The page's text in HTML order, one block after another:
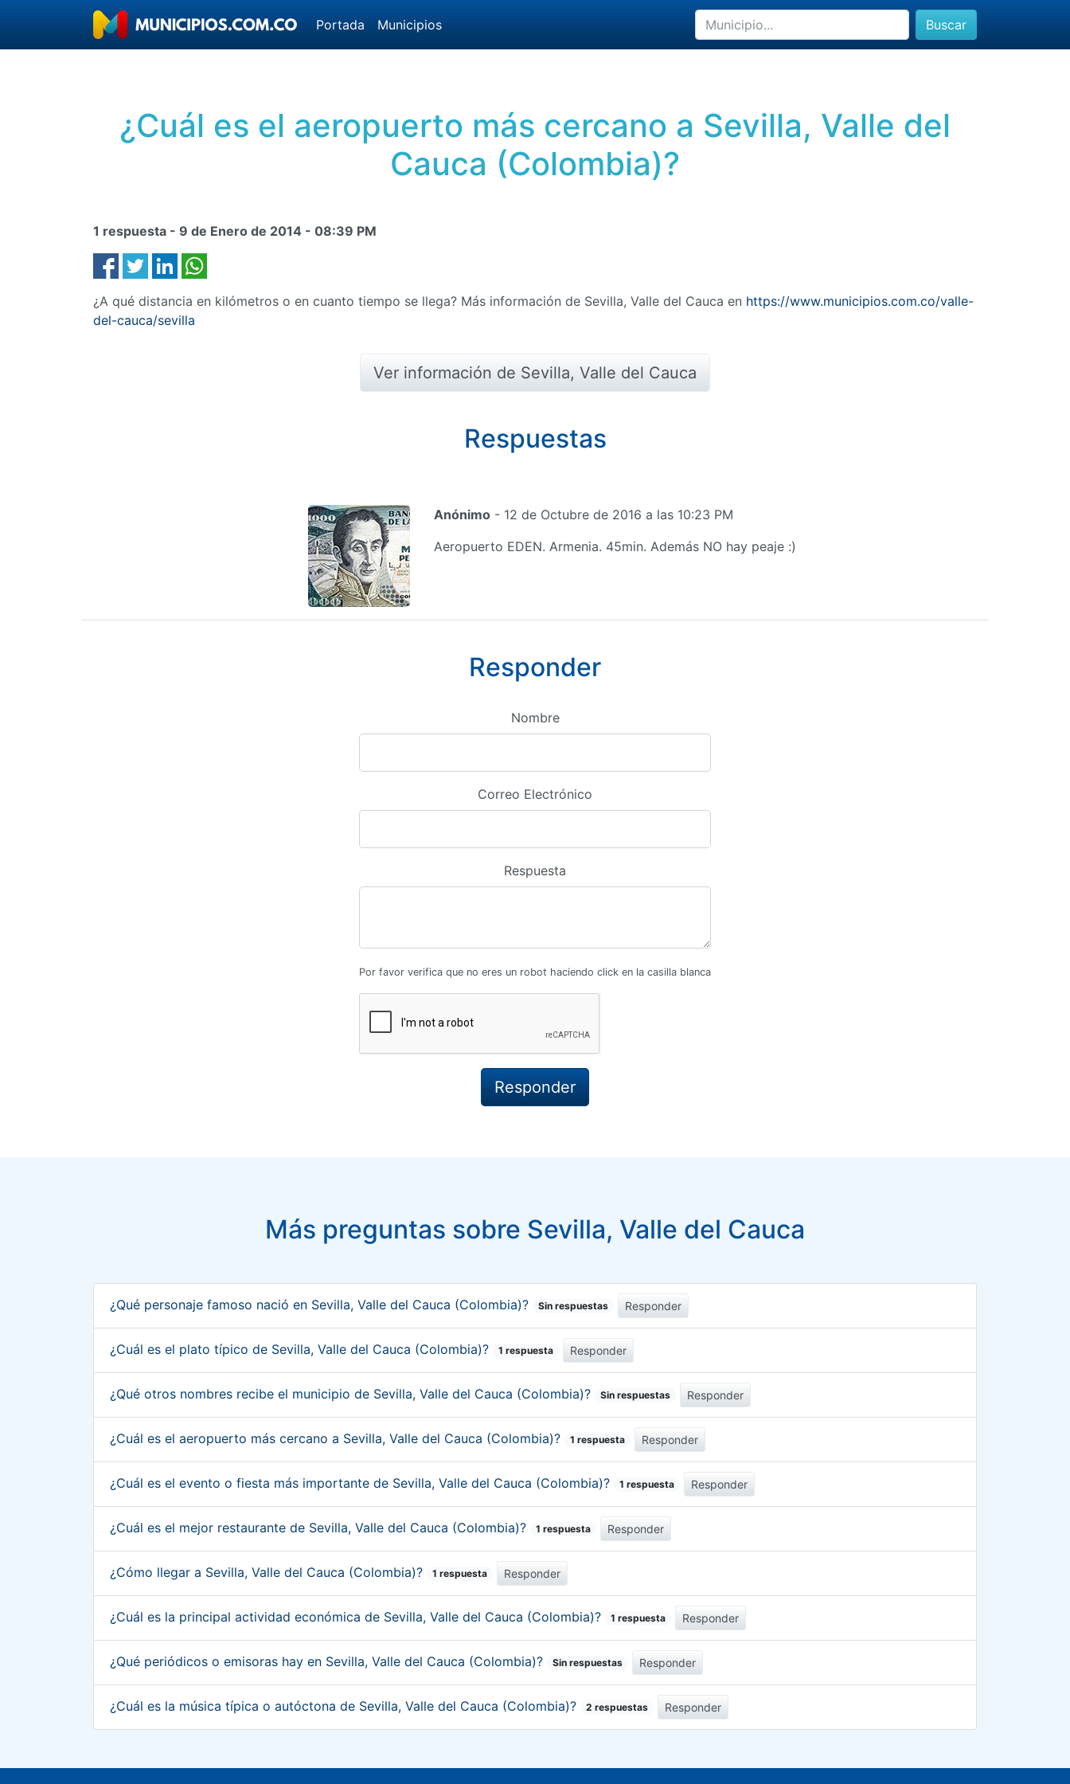
Portada Municipios Buscar
¿Cuál es el aeropuerto más cercano a Sevilla, Valle del
Cauca (Colombia)?
1 respuesta - 9 de Enero de 2014 - 08:39 PM
¿A qué distancia en kilómetros o en cuanto tiempo se llega? Más información de Sevilla, Valle del Cauca en https://www.municipios.com.co/valle-
del-cauca/sevilla
Ver información de Sevilla, Valle del Cauca
Respuestas
Anónimo- 12 de Octubre de 2016 a las 10:23 PM
Aeropuerto EDEN. Armenia. 45min. Además NO hay peaje :)
Responder
Nombre
Correo Electrónico
Respuesta
Por favor verifica que no eres un robot haciendo click en la casilla blanca
Más preguntas sobre Sevilla, Valle del Cauca
¿Qué personaje famoso nació en Sevilla, Valle del Cauca (Colombia)? Sin respuestas Responder
¿Cuál es el plato típico de Sevilla, Valle del Cauca (Colombia)? 1 respuesta Responder
¿Qué otros nombres recibe el municipio de Sevilla, Valle del Cauca (Colombia)? Sin respuestas Responder
¿Cuál es el aeropuerto más cercano a Sevilla, Valle del Cauca (Colombia)? 1 respuesta Responder
¿Cuál es el evento o fiesta más importante de Sevilla, Valle del Cauca (Colombia)? 1 respuesta Responder
¿Cuál es el mejor restaurante de Sevilla, Valle del Cauca (Colombia)? 1 respuesta Responder
¿Cómo llegar a Sevilla, Valle del Cauca (Colombia)? 1 respuesta Responder
¿Cuál es la principal actividad económica de Sevilla, Valle del Cauca (Colombia)? 1 respuesta Responder
¿Qué periódicos o emisoras hay en Sevilla, Valle del Cauca (Colombia)? Sin respuestas Responder
¿Cuál es la música típica o autóctona de Sevilla, Valle del Cauca (Colombia)? 2 respuestas Responder